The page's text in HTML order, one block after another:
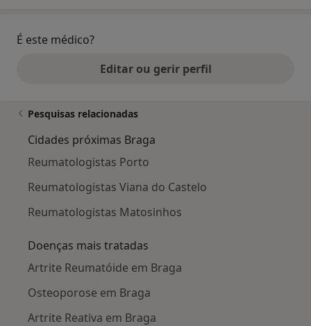
É este médico?
Editar ou gerir perfil
Pesquisas relacionadas
Cidades próximas Braga
Reumatologistas Porto
Reumatologistas Viana do Castelo
Reumatologistas Matosinhos
Doenças mais tratadas
Artrite Reumatóide em Braga
Osteoporose em Braga
Artrite Reativa em Braga